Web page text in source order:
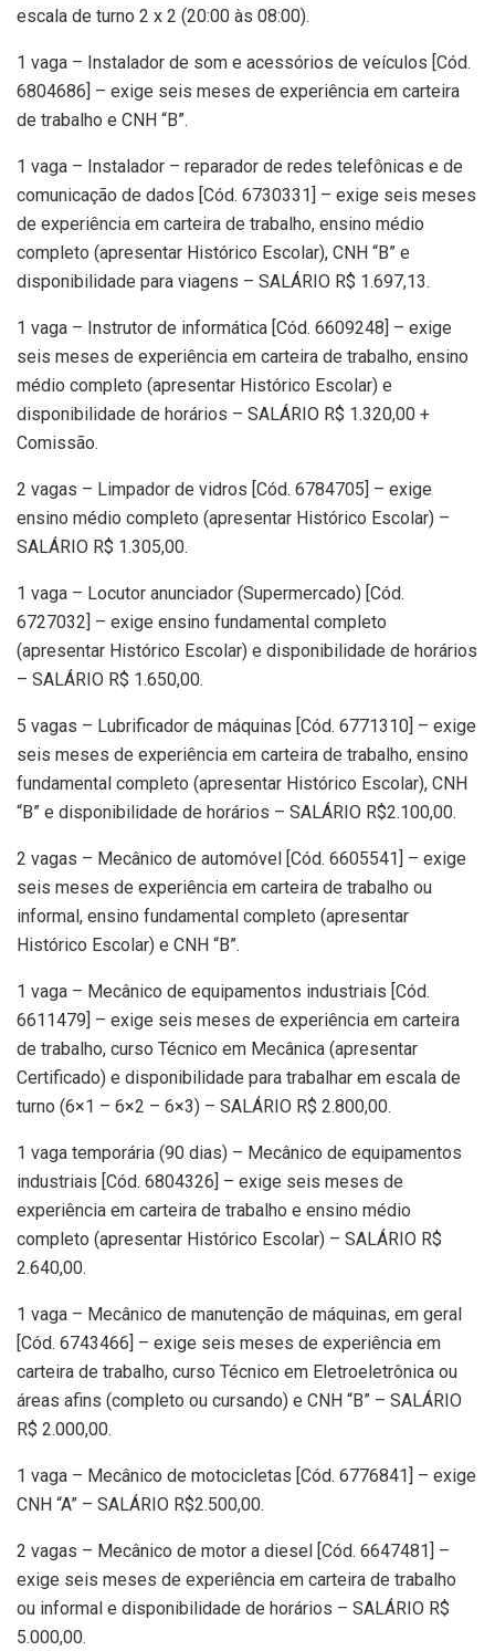
escala de turno 2 x 2 (20:00 às 08:00).
1 vaga – Instalador de som e acessórios de veículos [Cód.
6804686] – exige seis meses de experiência em carteira
de trabalho e CNH “B”.
1 vaga – Instalador – reparador de redes telefônicas e de
comunicação de dados [Cód. 6730331] – exige seis meses
de experiência em carteira de trabalho, ensino médio
completo (apresentar Histórico Escolar), CNH “B” e
disponibilidade para viagens – SALÁRIO R$ 1.697,13.
1 vaga – Instrutor de informática [Cód. 6609248] – exige
seis meses de experiência em carteira de trabalho, ensino
médio completo (apresentar Histórico Escolar) e
disponibilidade de horários – SALÁRIO R$ 1.320,00 +
Comissão.
2 vagas – Limpador de vidros [Cód. 6784705] – exige
ensino médio completo (apresentar Histórico Escolar) –
SALÁRIO R$ 1.305,00.
1 vaga – Locutor anunciador (Supermercado) [Cód.
6727032] – exige ensino fundamental completo
(apresentar Histórico Escolar) e disponibilidade de horários
– SALÁRIO R$ 1.650,00.
5 vagas – Lubrificador de máquinas [Cód. 6771310] – exige
seis meses de experiência em carteira de trabalho, ensino
fundamental completo (apresentar Histórico Escolar), CNH
“B” e disponibilidade de horários – SALÁRIO R$2.100,00.
2 vagas – Mecânico de automóvel [Cód. 6605541] – exige
seis meses de experiência em carteira de trabalho ou
informal, ensino fundamental completo (apresentar
Histórico Escolar) e CNH “B”.
1 vaga – Mecânico de equipamentos industriais [Cód.
6611479] – exige seis meses de experiência em carteira
de trabalho, curso Técnico em Mecânica (apresentar
Certificado) e disponibilidade para trabalhar em escala de
turno (6×1 – 6×2 – 6×3) – SALÁRIO R$ 2.800,00.
1 vaga temporária (90 dias) – Mecânico de equipamentos
industriais [Cód. 6804326] – exige seis meses de
experiência em carteira de trabalho e ensino médio
completo (apresentar Histórico Escolar) – SALÁRIO R$
2.640,00.
1 vaga – Mecânico de manutenção de máquinas, em geral
[Cód. 6743466] – exige seis meses de experiência em
carteira de trabalho, curso Técnico em Eletroeletrônica ou
áreas afins (completo ou cursando) e CNH “B” – SALÁRIO
R$ 2.000,00.
1 vaga – Mecânico de motocicletas [Cód. 6776841] – exige
CNH “A” – SALÁRIO R$2.500,00.
2 vagas – Mecânico de motor a diesel [Cód. 6647481] –
exige seis meses de experiência em carteira de trabalho
ou informal e disponibilidade de horários – SALÁRIO R$
5.000,00.